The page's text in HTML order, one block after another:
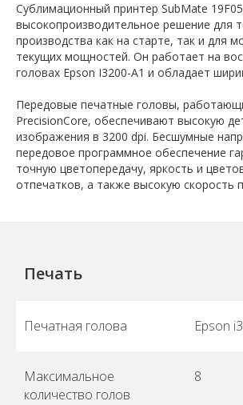
Cублимационный принтер SubMate
высокопроизводительное решение для
производства как на старте, так и для
текущих мощностей. Он работает на
головах Epson I3200-A1 и обладает
Передовые печатные головы,
PrecisionCore, обеспечивают высокую
изображения в 3200 dpi. Бесшумные
передовое программное обеспечение
точную цветопередачу, яркость и
отпечатков, а также высокую скорость
Печать
Печатная голова Epson
Максимальное
количество голов
8